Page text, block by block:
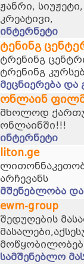
ჟანრი,
კრეატივი,
ინტერნეტი
ტენინგ
ტრენინგ
ტრენინგ
მეცნიერება და
ონლაინ
მხოლოდ
ონლაინში!!!
ინტერნეტი
liton.ge
არჩევანს
მშენებლობა
ewm-group
შედუღების
სამშენებლო